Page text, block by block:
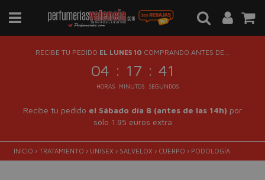
RECIBE TU PEDIDO EL LUNES 10 COMPRANDO ANTES DE...
04 : 17 : 40
HORAS MINUTOS SEGUNDOS
Recibe tu pedido el Sábado día 8 (antes de las 14h) por
sólo 1.95 euros extra
INICIO › TRATAMIENTO › UNISEX › SALVELOX › CUERPO › PODOLOGÍA